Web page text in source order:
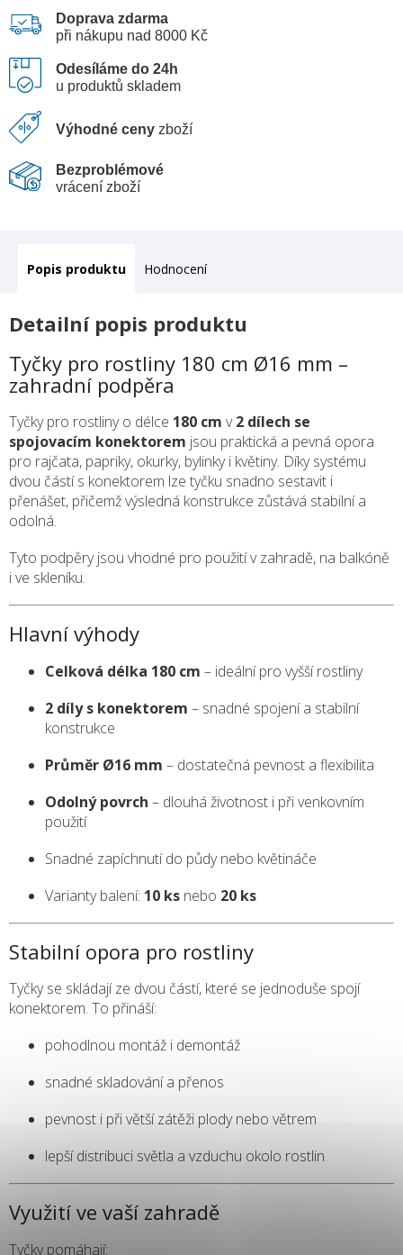
Doprava zdarma
při nákupu nad 8000 Kč
Odesíláme do 24h
u produktů skladem
Výhodné ceny zboží
Bezproblémové
vrácení zboží
Popis Hodnocení
Detailní popis produktu
Tyčky pro rostliny 180 cm Ø16 mm –
zahradní podpěra
Tyčky pro rostliny o délce 180 cm v2 dílech se
spojovacím konektorem jsou praktická a pevná opora
pro rajčata, papriky, okurky, bylinky i květiny. Díky systému
dvou částí s konektorem lze tyčku snadno sestavit i
přenášet, přičemž výsledná konstrukce zůstává stabilní a
odolná.
Tyto podpěry jsou vhodné pro použití v zahradě, na balkóně
i ve skleníku.
Hlavní výhody
Celková délka 180 cm – ideální pro vyšší rostliny
2 díly s konektorem – snadné spojení a stabilní
konstrukce
Průměr Ø16 mm – dostatečná pevnost a flexibilita
Odolný povrch – dlouhá životnost i při venkovním
použití
Snadné zapíchnutí do půdy nebo květináče
Varianty balení: 10 ks nebo 20 ks
Stabilní opora pro rostliny
Tyčky se skládají ze dvou částí, které se jednoduše spojí
konektorem. To přináší:
pohodlnou montáž i demontáž
snadné skladování a přenos
pevnost i při větší zátěži plody nebo větrem
lepší distribuci světla a vzduchu okolo rostlin
Využití ve vaší zahradě
Tyčky pomáhají: